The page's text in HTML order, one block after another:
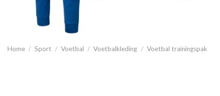
Home / Sport / Voetbal / Voetbalkleding / Voetbal trainingspak